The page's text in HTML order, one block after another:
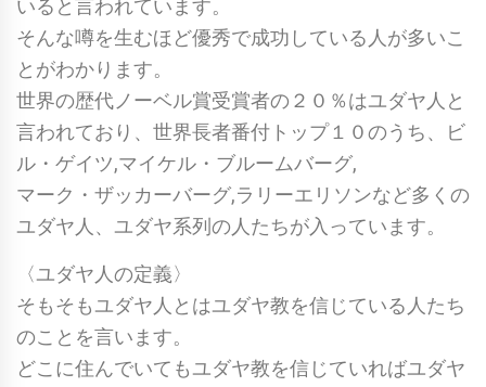
いると言われています。
そんな噂を生むほど優秀で成功している人が多いこ
とがわかります。
世界の歴代ノーベル賞受賞者の２０％はユダヤ人と
言われており、世界長者番付トップ１０のうち、ビ
ル・ゲイツ,マイケル・ブルームバーグ,
マーク・ザッカーバーグ,ラリーエリソンなど多くの
ユダヤ人、ユダヤ系列の人たちが入っています。
〈ユダヤ人の定義〉
そもそもユダヤ人とはユダヤ教を信じている人たち
のことを言います。
どこに住んでいてもユダヤ教を信じていればユダヤ